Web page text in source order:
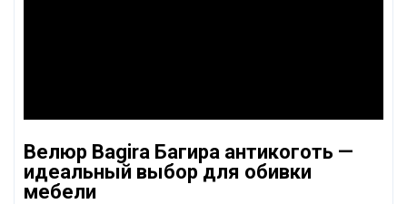
Велюр Bagira Багира антикоготь —
идеальный выбор для обивки
мебели